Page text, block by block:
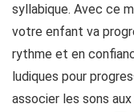
syllabique. Avec ce
votre enfant va
rythme et en
ludiques pour
associer les sons